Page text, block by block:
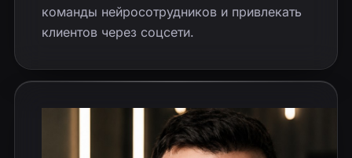
команды нейросотрудников и привлекать
клиентов через соцсети.